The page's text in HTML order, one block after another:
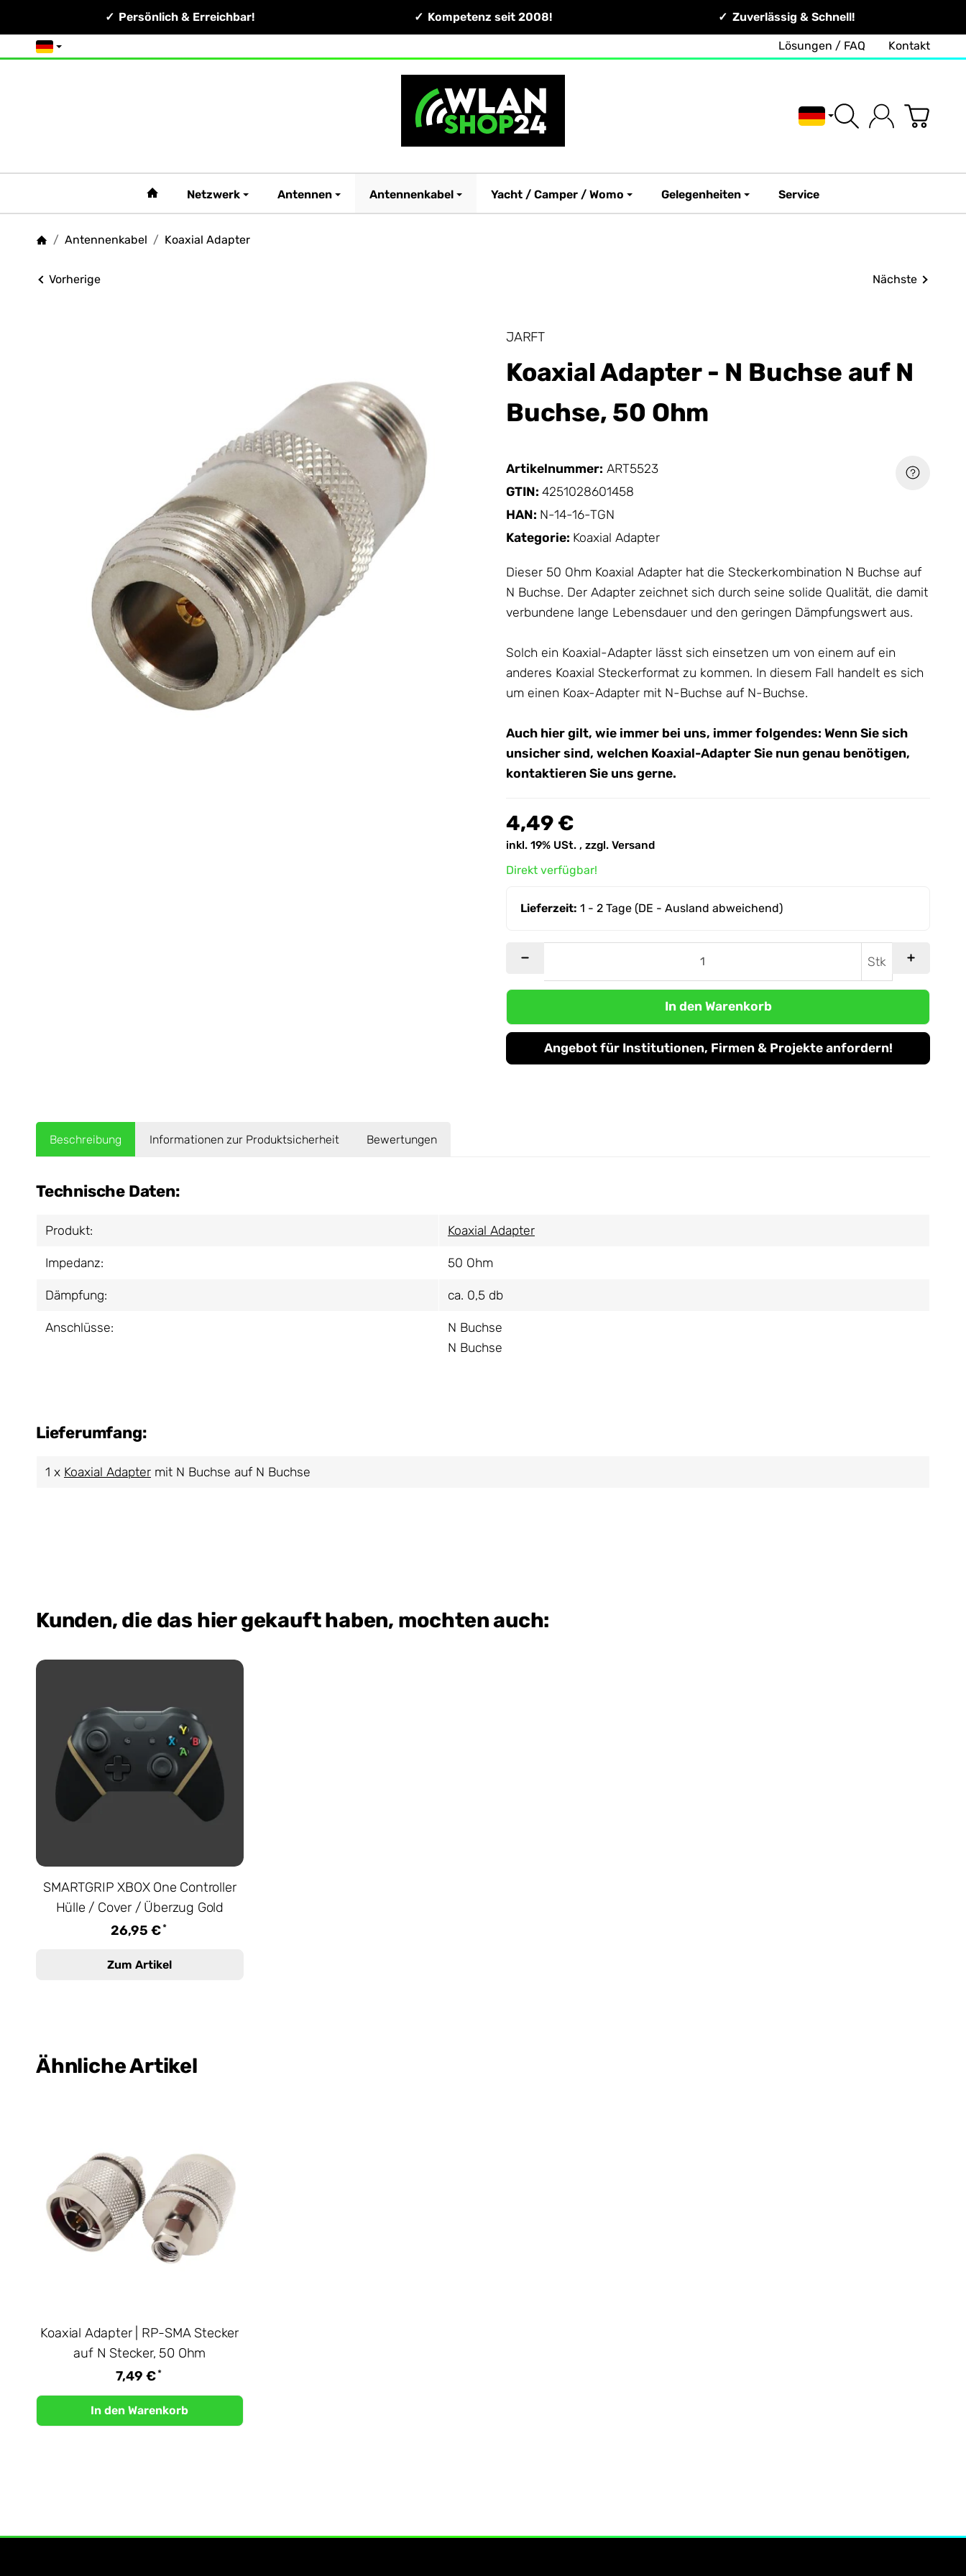
Persönlich & Erreichbar! Kompetenz seit 2008! Zuverlässig & Schnell!
Deutsch Lösungen / FAQ Kontakt
Deutsch
#custom.linkHome#
Netzwerk Antennen Antennenkabel Yacht / Camper / Womo Gelegenheiten Service
/ Antennenkabel / Koaxial Adapter
Vorherige Nächste
JARFT
Koaxial Adapter - N Buchse auf N
Buchse, 50 Ohm
Artikelnummer: ART5523
GTIN: 4251028601458
HAN: N-14-16-TGN
Kategorie: Koaxial Adapter
Dieser 50 Ohm Koaxial Adapter hat die Steckerkombination N Buchse auf
N Buchse. Der Adapter zeichnet sich durch seine solide Qualität, die damit
verbundene lange Lebensdauer und den geringen Dämpfungswert aus.
Solch ein Koaxial-Adapter lässt sich einsetzen um von einem auf ein
anderes Koaxial Steckerformat zu kommen. In diesem Fall handelt es sich
um einen Koax-Adapter mit N-Buchse auf N-Buchse.
Auch hier gilt, wie immer bei uns, immer folgendes: Wenn Sie sich
unsicher sind, welchen Koaxial-Adapter Sie nun genau benötigen,
kontaktieren Sie uns gerne.
4,49 €
inkl. 19% USt. , zzgl. Versand
Direkt verfügbar!
Lieferzeit:1 - 2 Tage (DE - Ausland abweichend)
Stk
In den Warenkorb
Angebot für Institutionen, Firmen & Projekte anfordern!
Beschreibung Informationen zur Produktsicherheit Bewertungen
Technische Daten:
Produkt: Koaxial Adapter
Impedanz: 50 Ohm
Dämpfung: ca. 0,5 db
Anschlüsse:
N Buchse
N Buchse
Lieferumfang:
1 x Koaxial Adapter mit N Buchse auf N Buchse
Kunden, die das hier gekauft haben, mochten auch:
SMARTGRIP XBOX One Controller
Hülle / Cover / Überzug Gold
26,95 €*
Zum Artikel
Ähnliche Artikel
Koaxial Adapter | RP-SMA Stecker
auf N Stecker, 50 Ohm
7,49 €*
In den Warenkorb